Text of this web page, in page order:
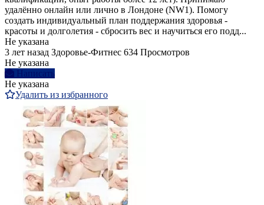
удалённо онлайн или лично в Лондоне (NW1). Помогу
создать индивидуальный план поддержания здоровья -
красоты и долголетия - сбросить вес и научиться его подд...
Не указана
3 лет назад Здоровье-Фитнес 634 Просмотров
Не указана
Написать
Не указана
Удалить из избранного